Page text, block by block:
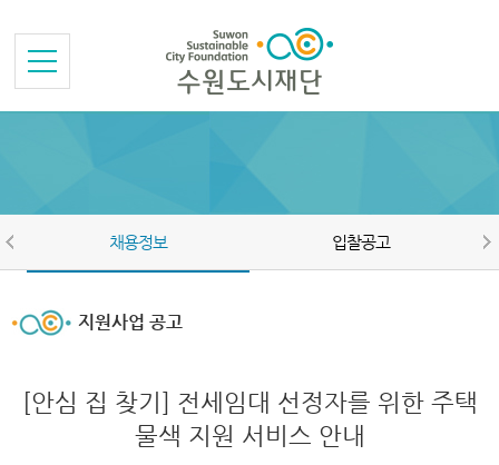
채용정보 입찰공고
지원사업 공고
[안심 집 찾기] 전세임대 선정자를 위한 주택
물색 지원 서비스 안내